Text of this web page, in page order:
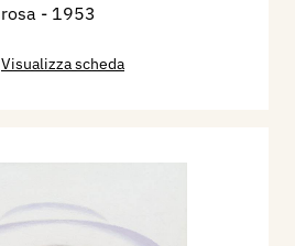
rosa - 1953
Visualizza scheda